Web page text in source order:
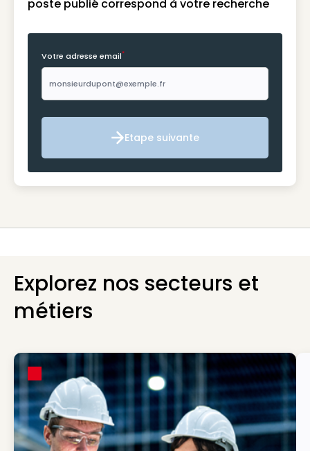
poste publié correspond à votre recherche
Votre adresse email*
Etape suivante
Etape suivante
Explorez nos secteurs et
métiers